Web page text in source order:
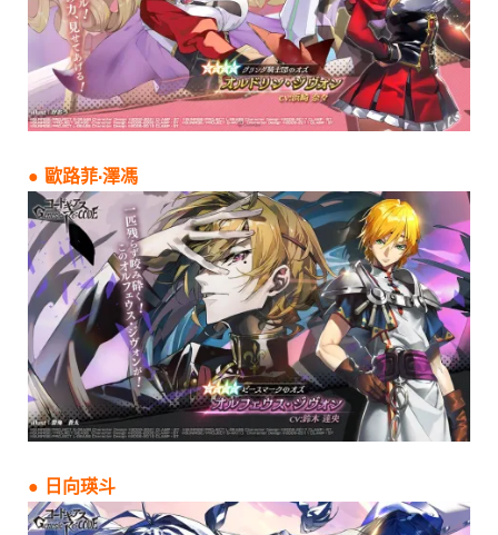
● 歐路菲·澤馮
● 日向瑛斗